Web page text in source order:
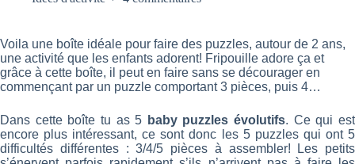
Voila une boîte idéale pour faire des puzzles, autour de 2 ans,
une activité que les enfants adorent! Fripouille adore ça et
grâce à cette boîte, il peut en faire sans se décourager en
commençant par un puzzle comportant 3 pièces, puis 4…
Dans cette boîte tu as 5 baby puzzles évolutifs. Ce qui est
encore plus intéressant, ce sont donc les 5 puzzles qui ont 5
difficultés différentes : 3/4/5 pièces à assembler! Les petits